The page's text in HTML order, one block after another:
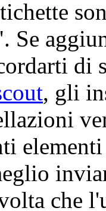
Se
di
, gli
che